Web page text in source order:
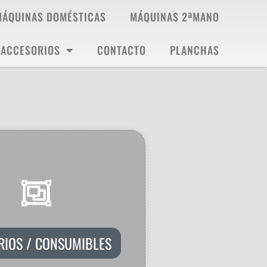
DOMÉSTICAS MÁQUINAS 2ªMANO
ACCESORIOS CONTACTO PLANCHAS
/ CONSUMIBLES